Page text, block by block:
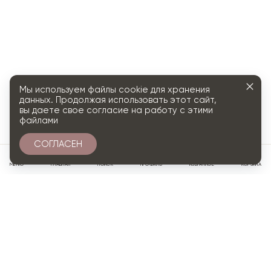
МЕНЮ ГЛАВНАЯ ПОИСК ПРОФИЛЬ ИЗБРАННОЕ КОРЗИНА
Мы используем файлы cookie для хранения
данных. Продолжая использовать этот сайт,
вы даете свое согласие на работу с этими
файлами
СОГЛАСЕН